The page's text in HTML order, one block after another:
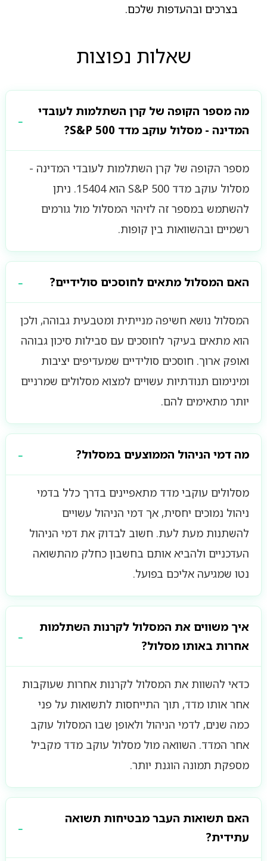
בצרכים ובהעדפות שלכם.
שאלות נפוצות
מה מספר הקופה של קרן השתלמות לעובדי
המדינה - מסלול עוקב מדד S&P 500?
מספר הקופה של קרן השתלמות לעובדי המדינה -
מסלול עוקב מדד S&P 500 הוא 15404. ניתן
להשתמש במספר זה לזיהוי המסלול מול גורמים
רשמיים ובהשוואות בין קופות.
האם המסלול מתאים לחוסכים סולידיים?
המסלול נושא חשיפה מנייתית ומטבעית גבוהה, ולכן
הוא מתאים בעיקר לחוסכים עם סבילות סיכון גבוהה
ואופק ארוך. חוסכים סולידיים שמעדיפים יציבות
ומינימום תנודתיות עשויים למצוא מסלולים שמרניים
יותר מתאימים להם.
מה דמי הניהול הממוצעים במסלול?
מסלולים עוקבי מדד מתאפיינים בדרך כלל בדמי
ניהול נמוכים יחסית, אך דמי הניהול עשויים
להשתנות מעת לעת. חשוב לבדוק את דמי הניהול
העדכניים ולהביא אותם בחשבון כחלק מהתשואה
נטו שמגיעה אליכם בפועל.
איך משווים את המסלול לקרנות השתלמות
אחרות באותו מסלול?
כדאי להשוות את המסלול לקרנות אחרות שעוקבות
אחר אותו מדד, תוך התייחסות לתשואות על פני
כמה שנים, לדמי הניהול ולאופן שבו המסלול עוקב
אחר המדד. השוואה מול מסלול עוקב מדד מקביל
מספקת תמונה הוגנת יותר.
האם תשואות העבר מבטיחות תשואה
עתידית?